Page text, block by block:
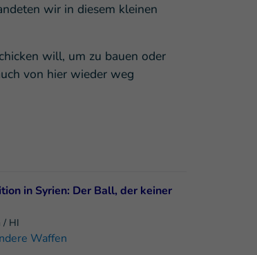
wir in diesem kleinen
will, um zu bauen oder
von hier wieder weg
/ HI
Waffen